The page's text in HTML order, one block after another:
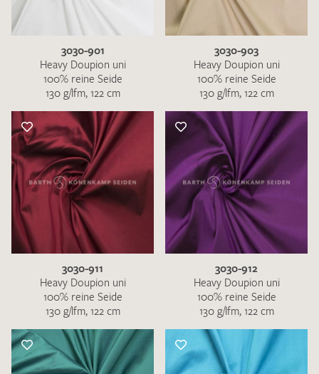
3030-901
Heavy Doupion uni
100% reine Seide
130 g/lfm, 122 cm
3030-903
Heavy Doupion uni
100% reine Seide
130 g/lfm, 122 cm
3030-911
Heavy Doupion uni
100% reine Seide
130 g/lfm, 122 cm
3030-912
Heavy Doupion uni
100% reine Seide
130 g/lfm, 122 cm